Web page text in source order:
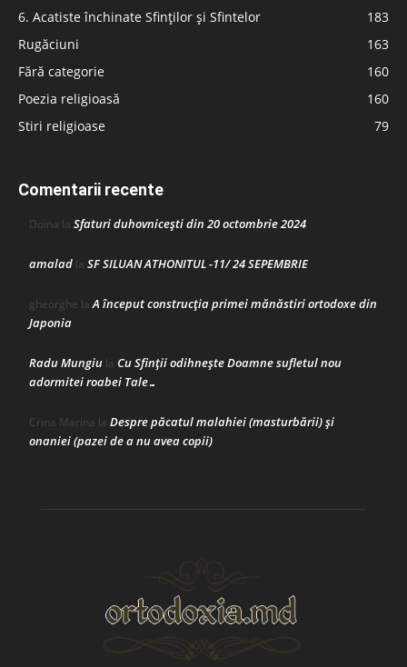
6. Acatiste închinate Sfinților și Sfintelor
183
Rugăciuni
163
Fără categorie
160
Poezia religioasă
160
Stiri religioase
79
Comentarii recente
Doina la Sfaturi duhovnicești din 20 octombrie 2024
amalad la SF SILUAN ATHONITUL -11/ 24 SEPEMBRIE
gheorghe laA început construcţia primei mănăstiri ortodoxe din
Japonia
Radu Mungiu la Cu Sfinții odihnește Doamne sufletul nou
adormitei roabei Tale…
Crina Marina la Despre păcatul malahiei (masturbării) şi
onaniei (pazei de a nu avea copii)